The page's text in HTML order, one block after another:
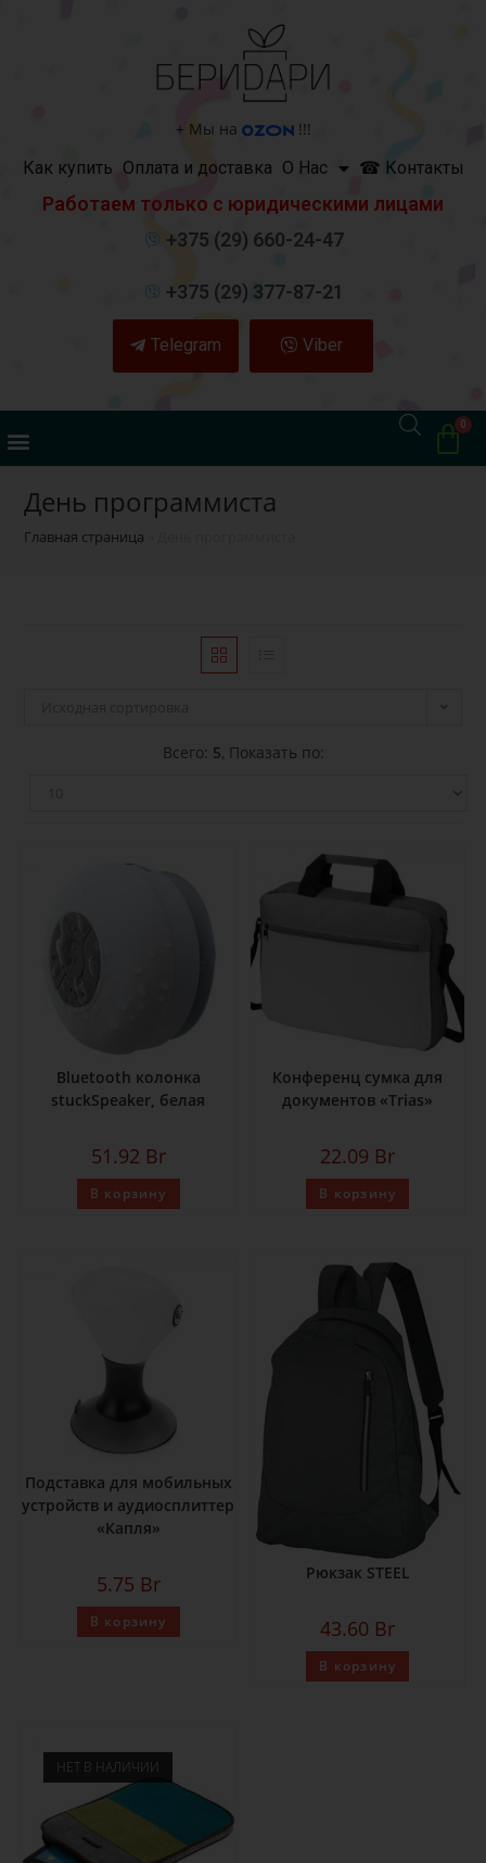
+ Мы на
!!!
Как купить Оплата и доставка О Нас ☎ Контакты
Работаем только с юридическими лицами
+375 (29) 660-24-47
+375 (29) 377-87-21
Telegram Viber
День программиста
Главная страница
Всего: 5, Показать по:
Bluetooth колонка
stuckSpeaker, белая
51.92 Br
В корзину
Конференц сумка для
документов «Trias»
22.09 Br
В корзину
Подставка для мобильных
устройств и аудиосплиттер
«Капля»
5.75 Br
В корзину
Рюкзак STEEL
43.60 Br
В корзину
НЕТ В НАЛИЧИИ